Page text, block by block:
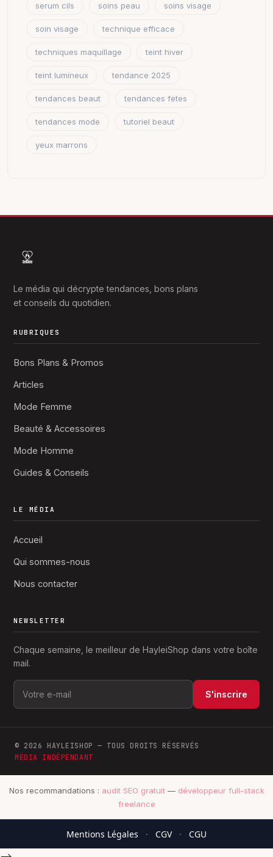
serum cils soins peau soins visage
soin visage technique efficace
techniques maquillage teint hiver
teint lumineux tendance 2025
tendances beaut tendances fetes
tendances mode tutoriel beaut
yeux marrons
Le média qui décrypte tendances, bons plans
et conseils du quotidien.
RUBRIQUES
Bons Plans & Promos
Articles
Mode Femme
Beauté & Accessoires
Mode Homme
Guides & Conseils
LE MÉDIA
Accueil
Qui sommes-nous
Nous contacter
NEWSLETTER
Chaque semaine, le meilleur de HayleiShop dans votre boîte
mail.
S'inscrire
© 2026 HAYLEISHOP — TOUS DROITS RÉSERVÉS
MÉDIA INDÉPENDANT
Nos recommandations : audit SEO gratuit— développeur full-stack
freelance
Mentions Légales · CGV ·
CGU